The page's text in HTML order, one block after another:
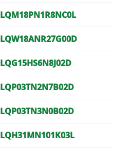
LQM18PN1R8NC0L
LQW18ANR27G00D
LQG15HS6N8J02D
LQP03TN2N7B02D
LQP03TN3N0B02D
LQH31MN101K03L